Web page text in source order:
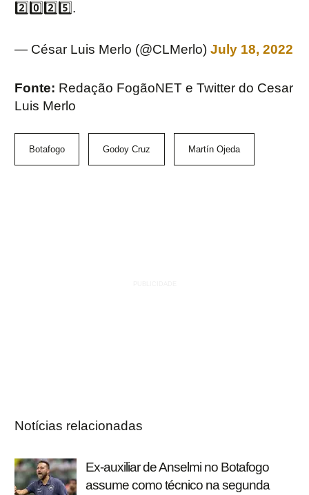
2️⃣0️⃣2️⃣5️⃣.
— César Luis Merlo (@CLMerlo) July 18, 2022
Fonte: Redação FogãoNET e Twitter do Cesar
Luis Merlo
Botafogo Godoy Cruz Martín Ojeda
Notícias relacionadas
Ex-auxiliar de Anselmi no Botafogo
assume como técnico na segunda